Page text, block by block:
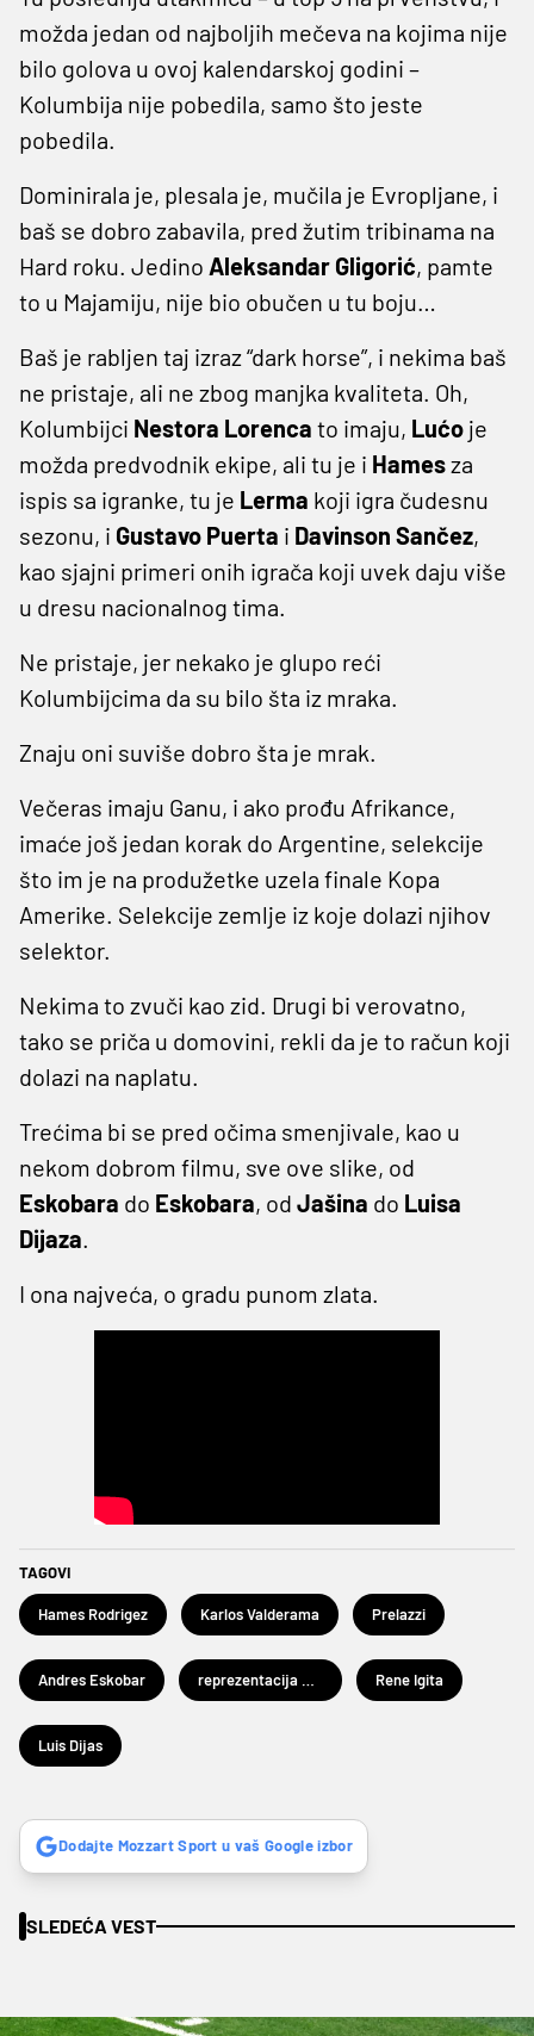
možda jedan od najboljih mečeva na kojima nije
bilo golova u ovoj kalendarskoj godini –
Kolumbija nije pobedila, samo što jeste
pobedila.
Dominirala je, plesala je, mučila je Evropljane, i
baš se dobro zabavila, pred žutim tribinama na
Hard roku. Jedino Aleksandar Gligorić, pamte
to u Majamiju, nije bio obučen u tu boju…
Baš je rabljen taj izraz “dark horse”, i nekima baš
ne pristaje, ali ne zbog manjka kvaliteta. Oh,
Kolumbijci Nestora Lorenca to imaju, Lućo je
možda predvodnik ekipe, ali tu je i Hamesza
ispis sa igranke, tu je Lerma koji igra čudesnu
sezonu, i Gustavo Puerta i Davinson Sančez,
kao sjajni primeri onih igrača koji uvek daju više
u dresu nacionalnog tima.
Ne pristaje, jer nekako je glupo reći
Kolumbijcima da su bilo šta iz mraka.
Znaju oni suviše dobro šta je mrak.
Večeras imaju Ganu, i ako prođu Afrikance,
imaće još jedan korak do Argentine, selekcije
što im je na produžetke uzela finale Kopa
Amerike. Selekcije zemlje iz koje dolazi njihov
selektor.
Nekima to zvuči kao zid. Drugi bi verovatno,
tako se priča u domovini, rekli da je to račun koji
dolazi na naplatu.
Trećima bi se pred očima smenjivale, kao u
nekom dobrom filmu, sve ove slike, od
Eskobara do Eskobara, od Jašina do Luisa
Dijaza
I ona najveća, o gradu punom zlata.
TAGOVI
Hames Rodrigez Karlos Valderama Prelazzi
Andres Eskobar Rene Igita
Luis Dijas
Dodajte Mozzart Sport u vaš Google izbor
SLEDEĆA VEST